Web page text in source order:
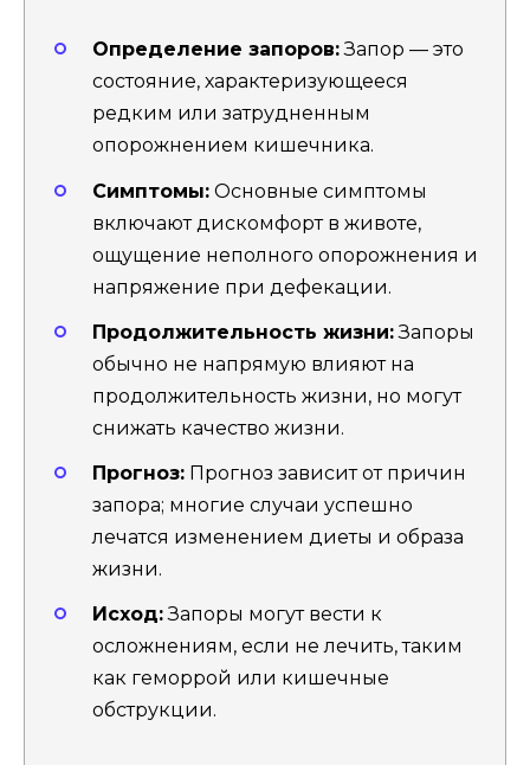
Определение запоров:Запор — это
состояние, характеризующееся
редким или затрудненным
опорожнением кишечника.
Симптомы: Основные симптомы
включают дискомфорт в животе,
ощущение неполного опорожнения и
напряжение при дефекации.
Продолжительность жизни:Запоры
обычно не напрямую влияют на
продолжительность жизни, но могут
снижать качество жизни.
Прогноз: Прогноз зависит от причин
запора; многие случаи успешно
лечатся изменением диеты и образа
жизни.
Исход:Запоры могут вести к
осложнениям, если не лечить, таким
как геморрой или кишечные
обструкции.